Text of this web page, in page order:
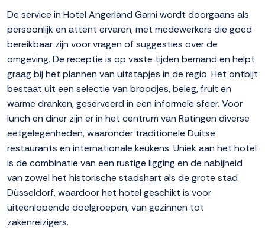
De service in Hotel Angerland Garni wordt doorgaans als
persoonlijk en attent ervaren, met medewerkers die goed
bereikbaar zijn voor vragen of suggesties over de
omgeving. De receptie is op vaste tijden bemand en helpt
graag bij het plannen van uitstapjes in de regio. Het ontbijt
bestaat uit een selectie van broodjes, beleg, fruit en
warme dranken, geserveerd in een informele sfeer. Voor
lunch en diner zijn er in het centrum van Ratingen diverse
eetgelegenheden, waaronder traditionele Duitse
restaurants en internationale keukens. Uniek aan het hotel
is de combinatie van een rustige ligging en de nabijheid
van zowel het historische stadshart als de grote stad
Düsseldorf, waardoor het hotel geschikt is voor
uiteenlopende doelgroepen, van gezinnen tot
zakenreizigers.